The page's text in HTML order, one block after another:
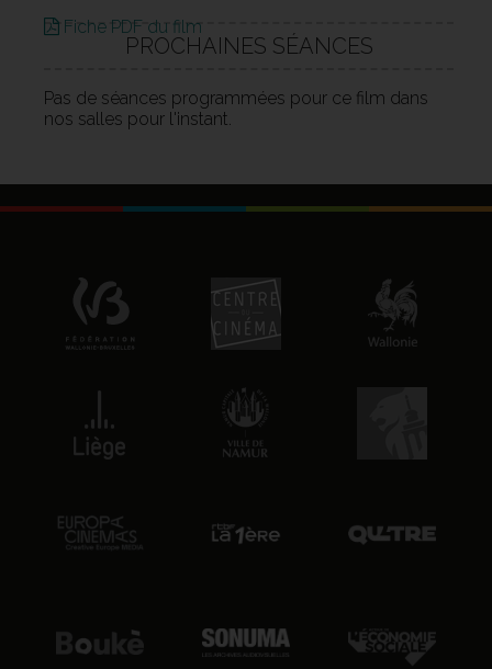
Fiche PDF du film
PROCHAINES SÉANCES
Pas de séances programmées pour ce film dans
nos salles pour l'instant.